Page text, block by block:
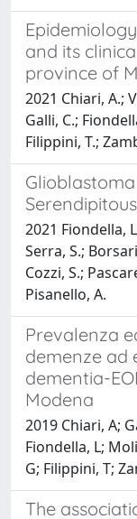
and its
province of
2021 Chiari, A.;
Galli, C.;
Filippini, T.;
2021 Fiondella,
Serra, S.;
Cozzi, S.;
Pisanello, A.
Prevalenza
demenze ad
dementia-
Modena
2019 Chiari, A;
Fiondella, L;
G; Filippini, T;
The